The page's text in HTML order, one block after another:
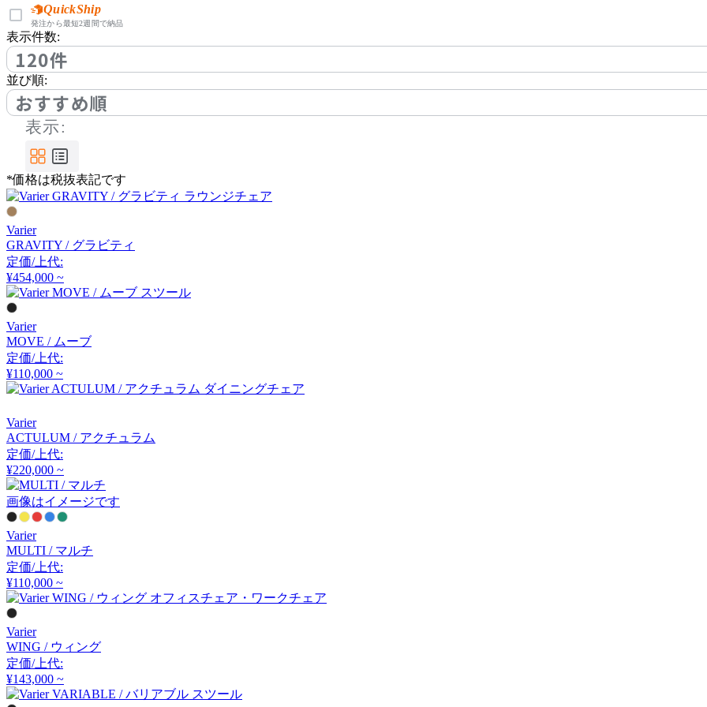
アノニマカステッリ
Another Garden
アナザーガーデン
ARIAKE
アリアケ
arper
アルペール
アーメット
アートワークスタジオ
artek
アルテック
Artemide
ARUNAi
QuickShip
発注から最短2週間で納品
表示件数:
120件
並び順:
おすすめ順
表示:
*価格は税抜表記です
Varier
GRAVITY / グラビティ
定価/上代:
¥454,000 ~
Varier
MOVE / ムーブ
定価/上代:
¥110,000 ~
Varier
ACTULUM / アクチュラム
定価/上代:
¥220,000 ~
画像はイメージです
Varier
MULTI / マルチ
定価/上代:
¥110,000 ~
Varier
WING / ウィング
定価/上代:
¥143,000 ~